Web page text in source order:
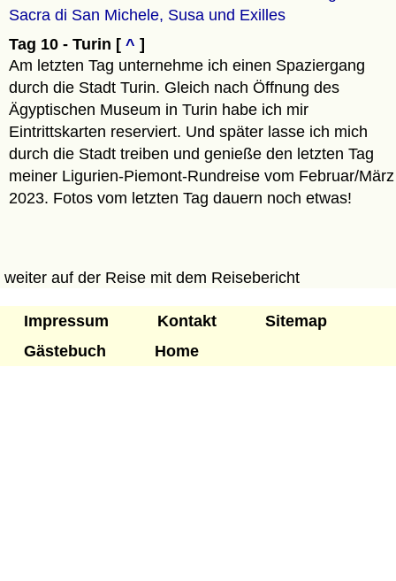
Sacra di San Michele, Susa und Exilles
Tag 10 - Turin [ ^ ]
Am letzten Tag unternehme ich einen Spaziergang
durch die Stadt Turin. Gleich nach Öffnung des
Ägyptischen Museum in Turin habe ich mir
Eintrittskarten reserviert. Und später lasse ich mich
durch die Stadt treiben und genieße den letzten Tag
meiner Ligurien-Piemont-Rundreise vom Februar/März
2023. Fotos vom letzten Tag dauern noch etwas!
weiter auf der Reise mit dem Reisebericht
Impressum Kontakt
Sitemap
Gästebuch
Home